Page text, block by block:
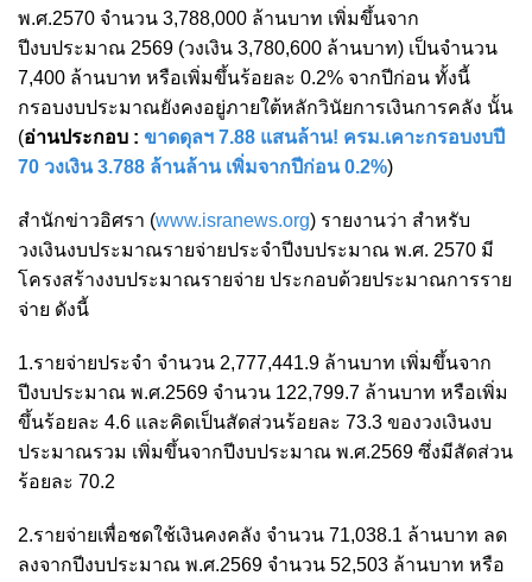
พ.ศ.2570 จำนวน 3,788,000 ล้านบาท เพิ่มขึ้นจาก
ปีงบประมาณ 2569 (วงเงิน 3,780,600 ล้านบาท) เป็นจำนวน
7,400 ล้านบาท หรือเพิ่มขึ้นร้อยละ 0.2% จากปีก่อน ทั้งนี้
กรอบงบประมาณยังคงอยู่ภายใต้หลักวินัยการเงินการคลัง นั้น
(อ่านประกอบ : ขาดดุลฯ 7.88 แสนล้าน! ครม.เคาะกรอบงบปี
70 วงเงิน 3.788 ล้านล้าน เพิ่มจากปีก่อน 0.2%)
สำนักข่าวอิศรา (www.isranews.org) รายงานว่า สำหรับ
วงเงินงบประมาณรายจ่ายประจำปีงบประมาณ พ.ศ. 2570 มี
โครงสร้างงบประมาณรายจ่าย ประกอบด้วยประมาณการราย
จ่าย ดังนี้
1.รายจ่ายประจำ จำนวน 2,777,441.9 ล้านบาท เพิ่มขึ้นจาก
ปีงบประมาณ พ.ศ.2569 จำนวน 122,799.7 ล้านบาท หรือเพิ่ม
ขึ้นร้อยละ 4.6 และคิดเป็นสัดส่วนร้อยละ 73.3 ของวงเงินงบ
ประมาณรวม เพิ่มขึ้นจากปีงบประมาณ พ.ศ.2569 ซึ่งมีสัดส่วน
ร้อยละ 70.2
2.รายจ่ายเพื่อชดใช้เงินคงคลัง จำนวน 71,038.1 ล้านบาท ลด
ลงจากปีงบประมาณ พ.ศ.2569 จำนวน 52,503 ล้านบาท หรือ